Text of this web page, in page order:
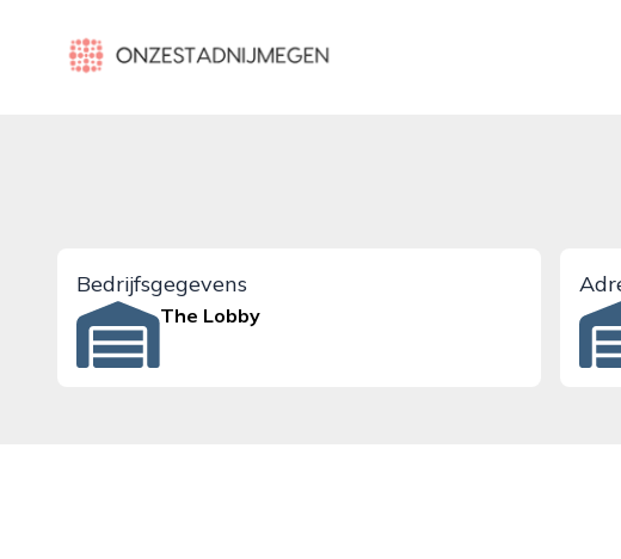
onzestadnijmegen.nl
Bedrijfsgegevens
The Lobby